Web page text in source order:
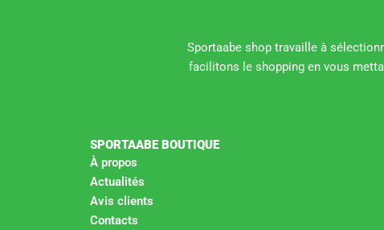
Sportaabe shop travaille à
facilitons le shopping en vous
SPORTAABE BOUTIQUE
À propos
Actualités
Avis clients
Contacts